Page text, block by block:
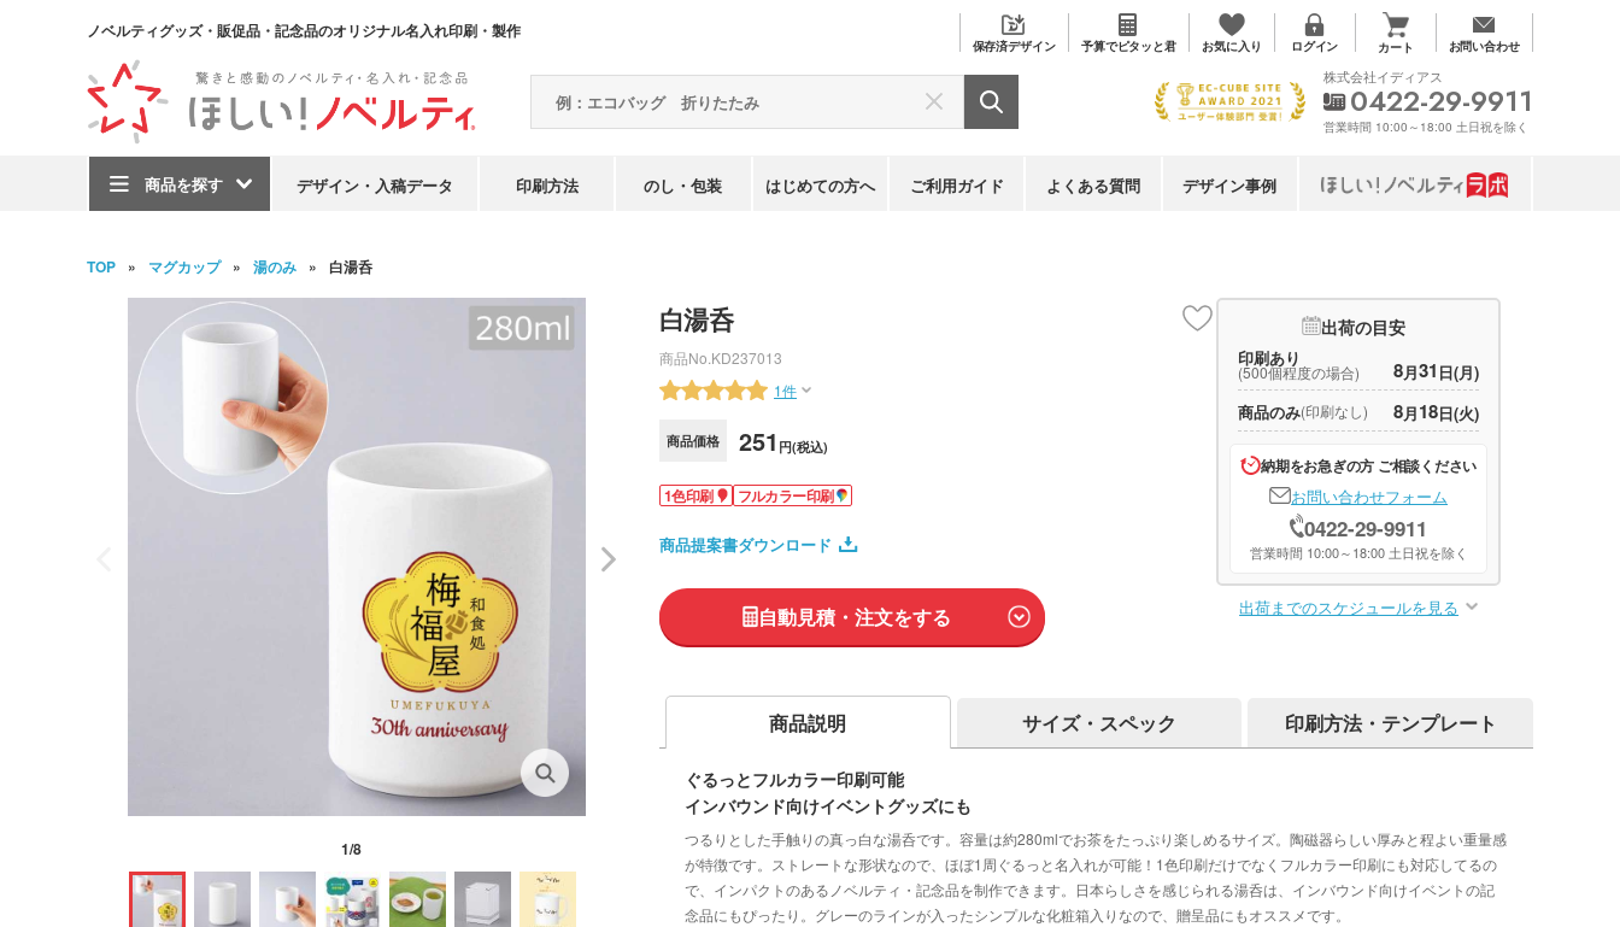
ノベルティグッズ・販促品・記念品のオリジナル名入れ印刷・製作
保存済デザイン 予算でピタッと君 お気に入り ログイン カート お問い合わせ
商品を探す デザイン・入稿データ 印刷方法 のし・包装 はじめての方へ ご利用ガイド よくある質問 デザイン事例
株式会社イディアス
0422-29-9911
営業時間 10:00～18:00 土日祝を除く
TOP マグカップ 湯のみ 白湯呑
1/8
白湯呑
商品No. KD237013
1件
商品価格 251 円(税込)
1色印刷 フルカラー印刷
商品提案書ダウンロード
自動見積・注文をする
出荷の目安
印刷あり
(500個程度の場合) 8月31 日(月)
商品のみ(印刷なし) 8月18日(火)
納期をお急ぎの方 ご相談ください
お問い合わせフォーム
0422-29-9911
営業時間 10:00～18:00 土日祝を除く
出荷までのスケジュールを見る
商品説明 サイズ・スペック 印刷方法・テンプレート
ぐるっとフルカラー印刷可能
インバウンド向けイベントグッズにも
つるりとした手触りの真っ白な湯呑です。容量は約280mlでお茶をたっぷり楽しめるサイズ。陶磁器らしい厚みと程よい重量感
が特徴です。ストレートな形状なので、ほぼ1周ぐるっと名入れが可能！1色印刷だけでなくフルカラー印刷にも対応してるの
で、インパクトのあるノベルティ・記念品を制作できます。日本らしさを感じられる湯呑は、インバウンド向けイベントの記
念品にもぴったり。グレーのラインが入ったシンプルな化粧箱入りなので、贈呈品にもオススメです。